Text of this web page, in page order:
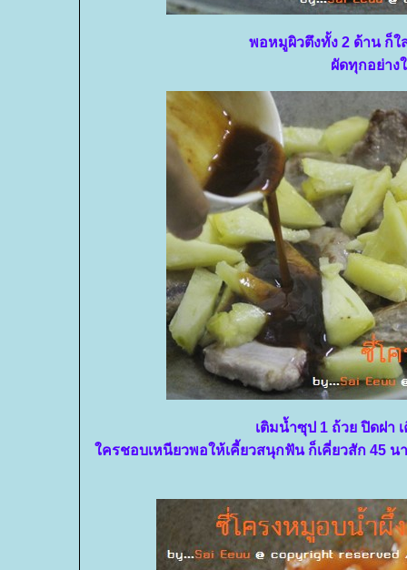
พอหมูผิวตึงทั้ง 2 ด้าน ก็ใ
ผัดทุกอย่าง
เติมน้ำซุป 1 ถ้วย ปิดฝา
ครชอบเหนียวพอให้เคี้ยวสนุกฟัน ก็เคี่ยวสัก 45 น